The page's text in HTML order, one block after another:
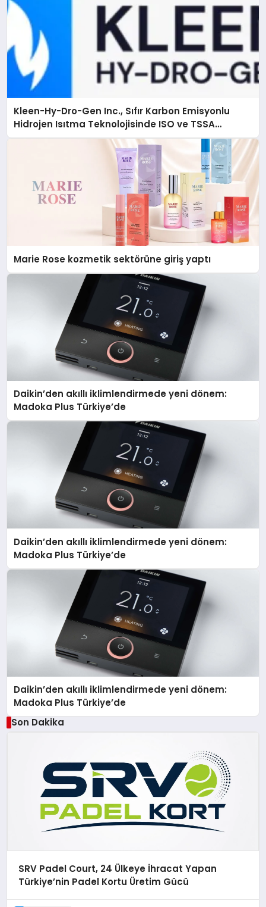
Kleen-Hy-Dro-Gen Inc., Sıfır Karbon Emisyonlu
Hidrojen Isıtma Teknolojisinde ISO ve TSSA
Düzenleyici Onaylarını Aldı
Marie Rose kozmetik sektörüne giriş yaptı
Daikin’den akıllı iklimlendirmede yeni dönem:
Madoka Plus Türkiye’de
Daikin’den akıllı iklimlendirmede yeni dönem:
Madoka Plus Türkiye’de
Daikin’den akıllı iklimlendirmede yeni dönem:
Madoka Plus Türkiye’de
Son Dakika
SRV Padel Court, 24 Ülkeye İhracat Yapan
Türkiye’nin Padel Kortu Üretim Gücü